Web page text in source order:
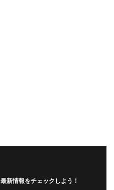
最新情報をチェックしよう！